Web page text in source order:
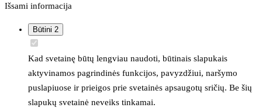
Išsami informacija
Būtini 2
Kad svetainę būtų lengviau naudoti, būtinais slapukais
aktyvinamos pagrindinės funkcijos, pavyzdžiui, naršymo
puslapiuose ir prieigos prie svetainės apsaugotų sričių. Be šių
slapukų svetainė neveiks tinkamai.